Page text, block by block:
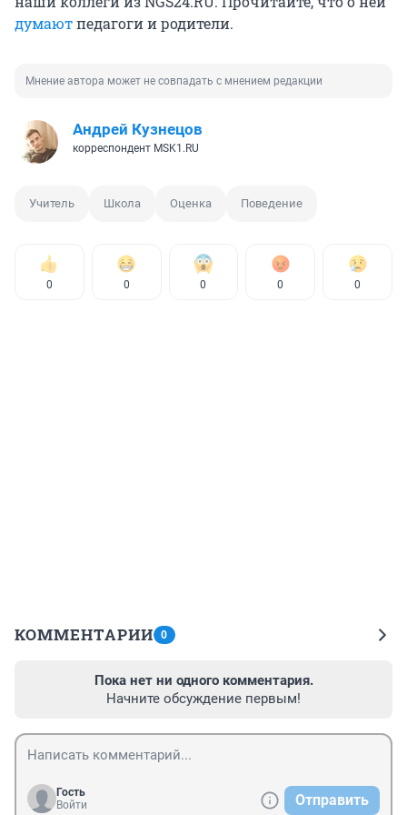
думаютпедагоги и родители.
Мнение автора может не совпадать с мнением редакции
Андрей Кузнецов
корреспондент MSK1.RU
Учитель Школа Оценка Поведение
0 0 0 0 0
КОММЕНТАРИИ 0
Пока нет ни одного комментария.
Начните обсуждение первым!
Гость
Войти
Отправить